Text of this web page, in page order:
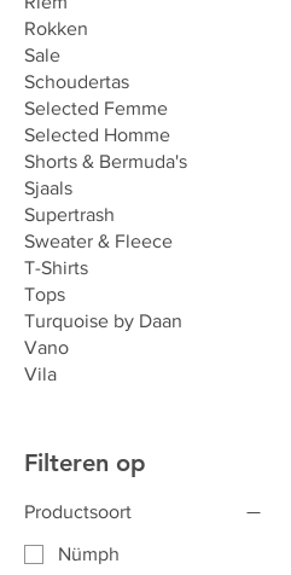
Rokken
Sale
Schoudertas
Selected Femme
Selected Homme
Shorts & Bermuda's
Sjaals
Supertrash
Sweater & Fleece
T-Shirts
Tops
Turquoise by Daan
Vano
Vila
Filteren op
Productsoort
Nümph